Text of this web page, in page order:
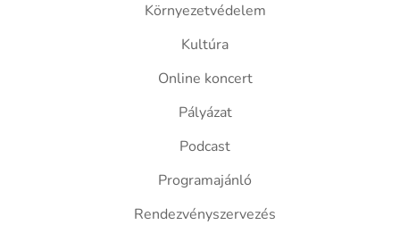
Környezetvédelem
Kultúra
Online koncert
Pályázat
Podcast
Programajánló
Rendezvényszervezés